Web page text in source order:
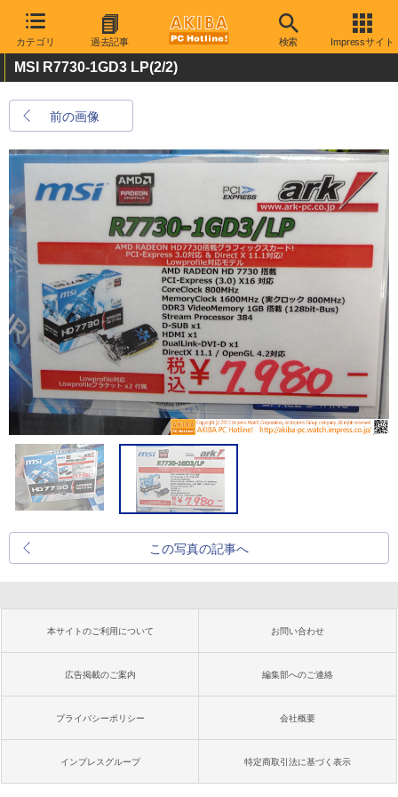
カテゴリ 過去記事 検索 Impressサイト
MSI R7730-1GD3 LP(2/2)
前の画像
この写真の記事へ
本サイトのご利用について お問い合わせ
広告掲載のご案内 編集部へのご連絡
プライバシーポリシー 会社概要
インプレスグループ 特定商取引法に基づく表示